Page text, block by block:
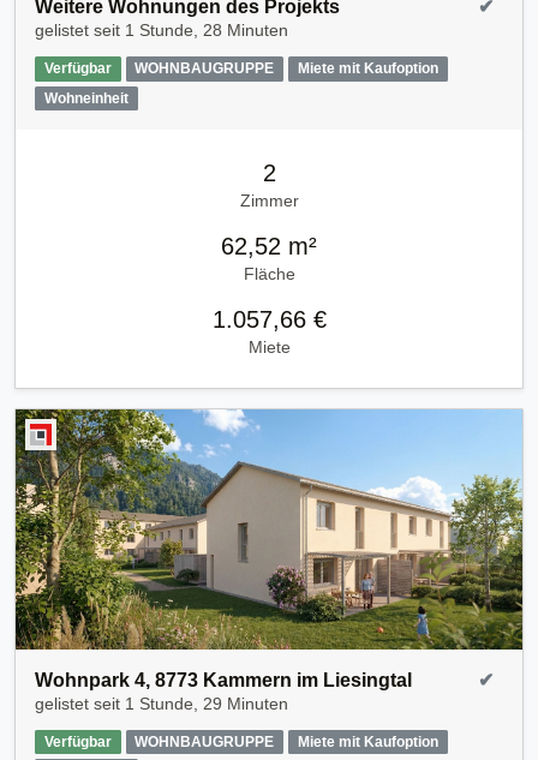
Weitere Wohnungen des Projekts
gelistet seit 1 Stunde, 28 Minuten
Verfügbar WOHNBAUGRUPPE
Miete mit Kaufoption
Wohneinheit
✔
2
Zimmer
62,52 m²
Fläche
1.057,66 €
Miete
Wohnpark 4, 8773 Kammern im Liesingtal
gelistet seit 1 Stunde, 29 Minuten
Verfügbar WOHNBAUGRUPPE
Miete mit Kaufoption
✔